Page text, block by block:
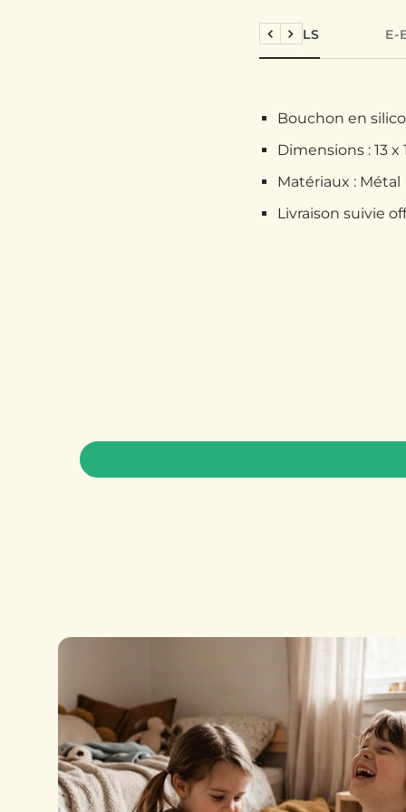
DÉTAILS E-
Précédent
Suivant
Bouchon en
Dimensions : 13 x
Matériaux : Métal
Livraison suivie